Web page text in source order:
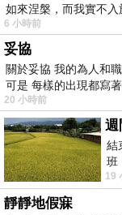
如來涅槃，而我實不
6 小時前
妥協
關於妥協 我的為人和
可是 每樣的出現都寫
20 小時前
結
班
花
19
靜靜地假寐